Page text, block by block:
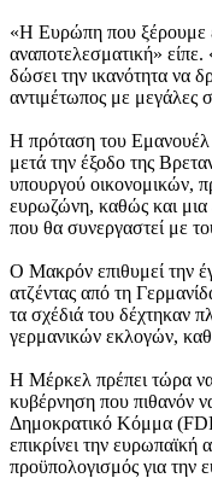
«Η Ευρώπη που ξέρουμε
αναποτελεσματική»
δώσει την ικανότητα να
αντιμέτωπος με μεγάλες
Η πρόταση του
μετά την έξοδο της
υπουργού οικονομικών,
ευρωζώνη, καθώς και μια
που θα συνεργαστεί με
Ο Μακρόν επιθυμεί την
ατζέντας από τη
τα σχέδιά του δέχτηκαν
γερμανικών εκλογών,
Η Μέρκελ πρέπει τώρα
κυβέρνηση που πιθανόν
Δημοκρατικό Κόμμα
επικρίνει την ευρωπαϊκή
προϋπολογισμός για την